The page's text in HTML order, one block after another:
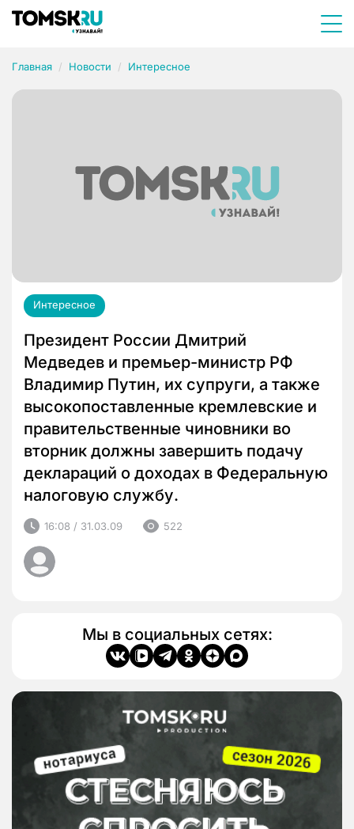
Главная Новости Интересное
Интересное
Президент России Дмитрий
Медведев и премьер-министр РФ
Владимир Путин, их супруги, а также
высокопоставленные кремлевские и
правительственные чиновники во
вторник должны завершить подачу
деклараций о доходах в Федеральную
налоговую службу.
16:08 / 31.03.09 522
Мы в социальных сетях: